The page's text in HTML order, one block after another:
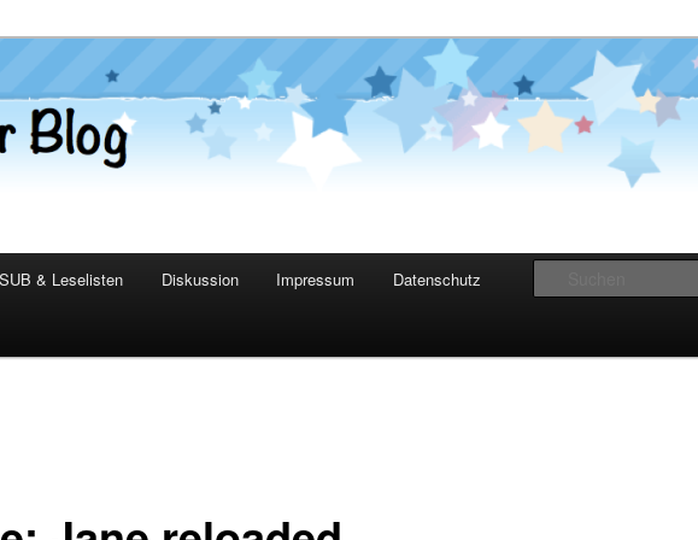
Blog
SUB & Leselisten Diskussion Impressum Datenschutz